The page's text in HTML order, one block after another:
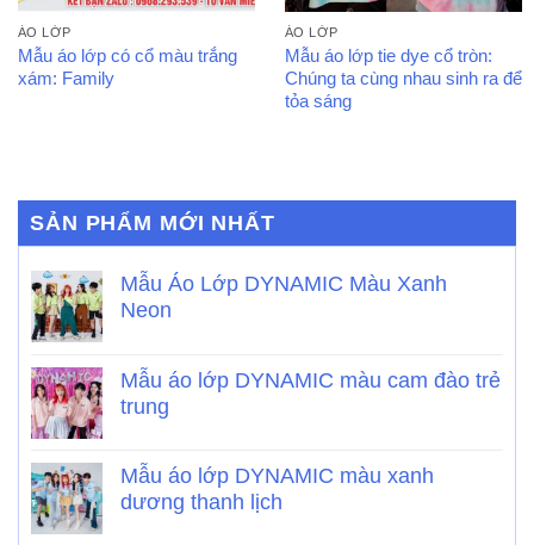
ÁO LỚP
Mẫu áo lớp có cổ màu trắng
xám: Family
ÁO LỚP
Mẫu áo lớp tie dye cổ tròn:
Chúng ta cùng nhau sinh ra để
tỏa sáng
SẢN PHẨM MỚI NHẤT
Mẫu Áo Lớp DYNAMIC Màu Xanh
Neon
Mẫu áo lớp DYNAMIC màu cam đào trẻ
trung
Mẫu áo lớp DYNAMIC màu xanh
dương thanh lịch